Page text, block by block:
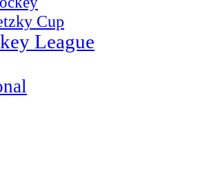
Cup
League